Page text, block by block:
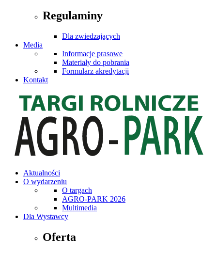
Regulaminy
Dla zwiedzających
Media
Informacje prasowe
Materiały do pobrania
Formularz akredytacji
Kontakt
Aktualności
O wydarzeniu
O targach
AGRO-PARK 2026
Multimedia
Dla Wystawcy
Oferta